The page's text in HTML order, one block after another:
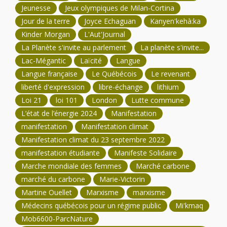
Jeunesse
Jeux olympiques de Milan-Cortina
Jour de la terre
Joyce Echaguan
Kanyen'kehà:ka
Kinder Morgan
L'Aut'Journal
La Planète s'invite au parlement
La planète s'invite...
Lac-Mégantic
Laïcité
Langue
Langue française
Le Québécois
Le revenant
liberté d'expression
libre-échange
lithium
Loi 21
loi 101 London
Lutte commune
L’état de l’énergie 2024
Manifestation
manifestation
Manifestation climat
Manifestation climat du 23 septembre 2022
manifestation étudiante
Manifeste Solidaire
Marche mondiale des femmes
Marché carbone
marché du carbone
Marie-Victorin
Martine Ouellet
Marxisme
marxisme
Médecins québécois pour un régime public
Mi'kmaq
Mob6600-ParcNature